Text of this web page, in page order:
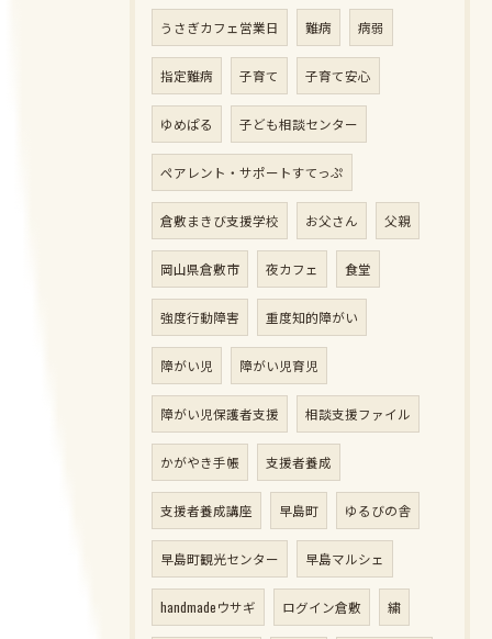
うさぎカフェ営業日 難病 病弱
指定難病 子育て 子育て安心
ゆめぱる 子ども相談センター
ペアレント・サポートすてっぷ
倉敷まきび支援学校 お父さん 父親
岡山県倉敷市 夜カフェ 食堂
強度行動障害 重度知的障がい
障がい児 障がい児育児
障がい児保護者支援 相談支援ファイル
かがやき手帳 支援者養成
支援者養成講座 早島町 ゆるびの舎
早島町観光センター 早島マルシェ
handmadeウサギ ログイン倉敷 繍